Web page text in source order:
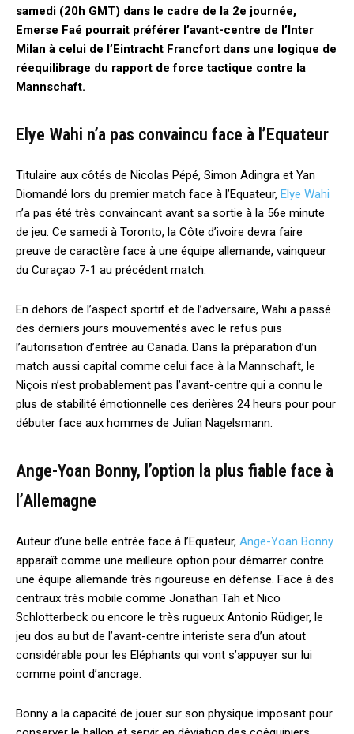
samedi (20h GMT) dans le cadre de la 2e journée,
Emerse Faé pourrait préférer l’avant-centre de l’Inter
Milan à celui de l’Eintracht Francfort dans une logique de
réequilibrage du rapport de force tactique contre la
Mannschaft.
Elye Wahi n’a pas convaincu face à l’Equateur
Titulaire aux côtés de Nicolas Pépé, Simon Adingra et Yan
Diomandé lors du premier match face à l’Equateur, Elye Wahi
n’a pas été très convaincant avant sa sortie à la 56e minute
de jeu. Ce samedi à Toronto, la Côte d’ivoire devra faire
preuve de caractère face à une équipe allemande, vainqueur
du Curaçao 7-1 au précédent match.
En dehors de l’aspect sportif et de l’adversaire, Wahi a passé
des derniers jours mouvementés avec le refus puis
l’autorisation d’entrée au Canada. Dans la préparation d’un
match aussi capital comme celui face à la Mannschaft, le
Niçois n’est probablement pas l’avant-centre qui a connu le
plus de stabilité émotionnelle ces derières 24 heurs pour pour
débuter face aux hommes de Julian Nagelsmann.
Ange-Yoan Bonny, l’option la plus fiable face à
l’Allemagne
Auteur d’une belle entrée face à l’Equateur, Ange-Yoan Bonny
apparaît comme une meilleure option pour démarrer contre
une équipe allemande très rigoureuse en défense. Face à des
centraux très mobile comme Jonathan Tah et Nico
Schlotterbeck ou encore le très rugueux Antonio Rüdiger, le
jeu dos au but de l’avant-centre interiste sera d’un atout
considérable pour les Eléphants qui vont s’appuyer sur lui
comme point d’ancrage.
Bonny a la capacité de jouer sur son physique imposant pour